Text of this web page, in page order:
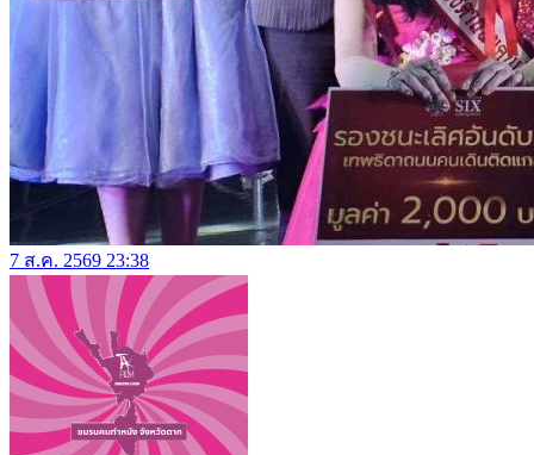
7 ส.ค. 2569 23:38